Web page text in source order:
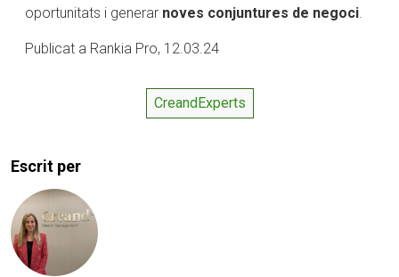
oportunitats i generar noves conjuntures de negoci.
Publicat a Rankia Pro, 12.03.24
CreandExperts
Escrit per